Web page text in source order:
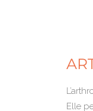
Elle